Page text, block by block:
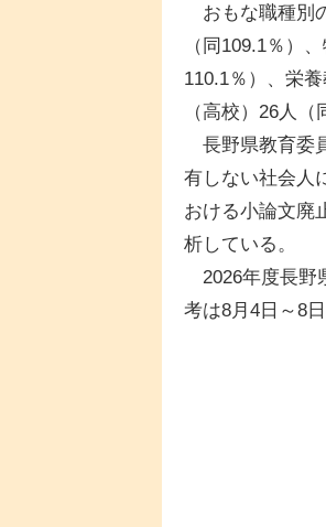
おもな職種別
（同109.1％）
110.1％）、栄
（高校）26人（
長野県教育委
有しない社会人
おける小論文廃
析している。
2026年度長野
考は8月4日～8